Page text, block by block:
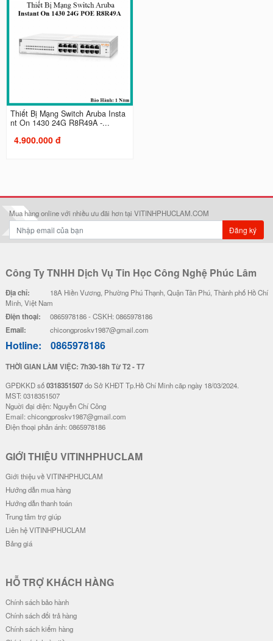
Thiết Bị Mạng Switch Aruba Insta
nt On 1430 24G R8R49A -...
4.900.000 đ
Mua hàng online với nhiều ưu đãi hơn tại VITINHPHUCLAM.COM
Đăng ký
Công Ty TNHH Dịch Vụ Tin Học Công Nghệ Phúc Lâm
Địa chỉ:
18A Hiền Vương, Phường Phú Thạnh, Quận Tân Phú, Thành phố Hồ Chí
Minh, Việt Nam
Điện thoại: 0865978186 - CSKH: 0865978186
Email: chicongproskv1987@gmail.com
Hotline: 0865978186
THỜI GIAN LÀM VIỆC: 7h30-18h Từ T2 - T7
GPĐKKD số0318351507do Sở KHĐT Tp.Hồ Chí Minh cãp ngày 18/03/2024.
MST: 0318351507
Nguời đại diện: Nguyễn Chí Công
Email: chicongproskv1987@gmail.com
Điện thoại phản ánh: 0865978186
GIỚI THIỆU VITINHPHUCLAM
Giới thiệu về VITINHPHUCLAM
Hướng dẫn mua hàng
Hướng dẫn thanh toán
Trung tâm trợ giúp
Liên hệ VITINHPHUCLAM
Bảng giá
HỖ TRỢ KHÁCH HÀNG
Chính sách bảo hành
Chính sách đổi trả hàng
Chính sách kiểm hàng